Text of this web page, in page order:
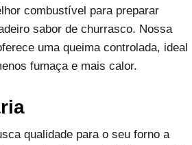
combustível para preparar
sabor de churrasco. Nossa
uma queima controlada, ideal
fumaça e mais calor.
qualidade para o seu forno a